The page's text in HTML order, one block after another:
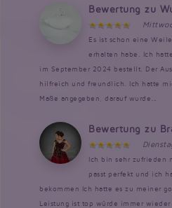
Bewertung zu
Es ist schon eine
erhalten habe. Ich
im September 2024 bestellt. Der
hilfreich und freundlich. Ich hatte
Maße angegeben, darauf wurde...
Bewertung zu
Ich bin sehr zufrieden
passt perfekt und ich
bekommen Ich hatte es zu meiner
Leistung ist top würde immer